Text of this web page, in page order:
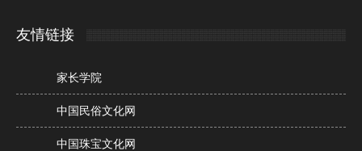
友情链接
家长学院
中国民俗文化网
中国珠宝文化网